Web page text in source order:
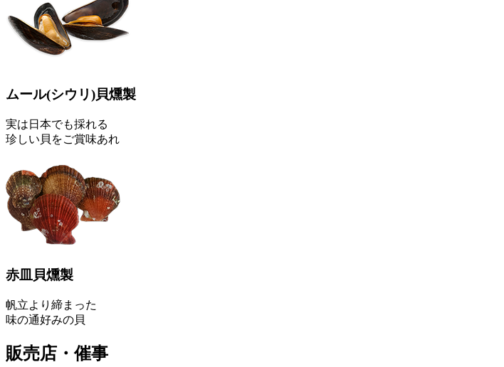
ムール(シウリ)貝燻製
実は日本でも採れる
珍しい貝をご賞味あれ
赤皿貝燻製
帆立より締まった
味の通好みの貝
販売店・催事